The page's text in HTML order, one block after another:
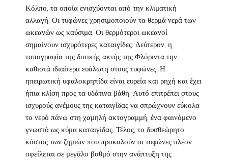
Κόλπο, τα οποία ενισχύονται από την κλιματική
αλλαγή. Οι τυφώνες χρησιμοποιούν τα θερμά νερά των
ωκεανών ως καύσιμα. Οι θερμότεροι ωκεανοί
σημαίνουν ισχυρότερες καταιγίδες. Δεύτερον, η
τοπογραφία της δυτικής ακτής της Φλόριντα την
καθιστά ιδιαίτερα ευάλωτη στους τυφώνες. Η
ηπειρωτική υφαλοκρηπίδα είναι ευρεία και ρηχή και έχει
ήπια κλίση προς τα υδάτινα βάθη. Αυτό επιτρέπει στους
ισχυρούς ανέμους της καταιγίδας να σπρώχνουν εύκολα
το νερό πάνω στη χαμηλή ακτογραμμή, ένα φαινόμενο
γνωστό ως κύμα καταιγίδας. Τέλος, το δυσθεώρητο
κόστος των ζημιών που προκαλούν οι τυφώνες πλέον
οφείλεται σε μεγάλο βαθμό στην ανάπτυξη της